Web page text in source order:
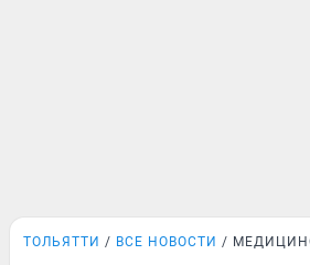
ТОЛЬЯТТИ ВСЕ НОВОСТИ